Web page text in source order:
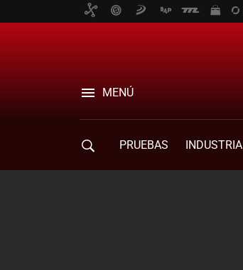
MENÚ
PRUEBAS INDUSTRIA